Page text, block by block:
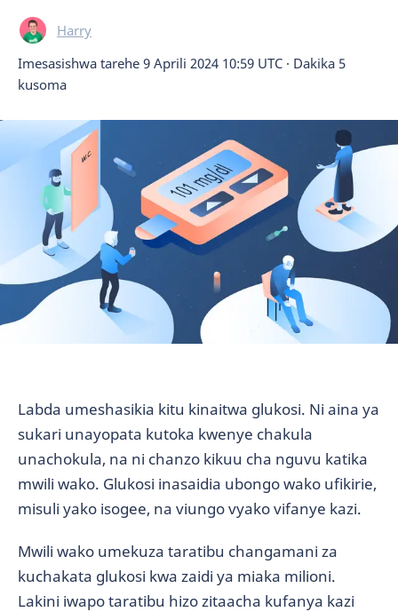
Harry
Imesasishwa tarehe 9 Aprili 2024 10:59 UTC · Dakika 5
kusoma
Labda umeshasikia kitu kinaitwa glukosi. Ni aina ya
sukari unayopata kutoka kwenye chakula
unachokula, na ni chanzo kikuu cha nguvu katika
mwili wako. Glukosi inasaidia ubongo wako ufikirie,
misuli yako isogee, na viungo vyako vifanye kazi.
Mwili wako umekuza taratibu changamani za
kuchakata glukosi kwa zaidi ya miaka milioni.
Lakini iwapo taratibu hizo zitaacha kufanya kazi